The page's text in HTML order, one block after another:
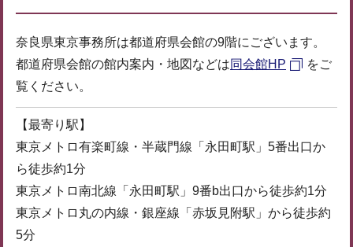
奈良県東京事務所は都道府県会館の9階にございます。
都道府県会館の館内案内・地図などは同会館HP
をご
覧ください。
【最寄り駅】
東京メトロ有楽町線・半蔵門線「永田町駅」5番出口か
ら徒歩約1分
東京メトロ南北線「永田町駅」9番b出口から徒歩約1分
東京メトロ丸の内線・銀座線「赤坂見附駅」から徒歩約
5分